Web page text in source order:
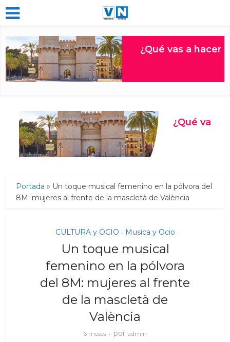
Portada » Un toque musical femenino en la pólvora del
8M: mujeres al frente de la mascletà de València
CULTURA y OCIO • Musica y Ocio
Un toque musical
femenino en la pólvora
del 8M: mujeres al frente
de la mascletà de
València
6 meses por admin